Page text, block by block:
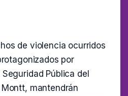
de violencia ocurridos
por
Pública del
mantendrán